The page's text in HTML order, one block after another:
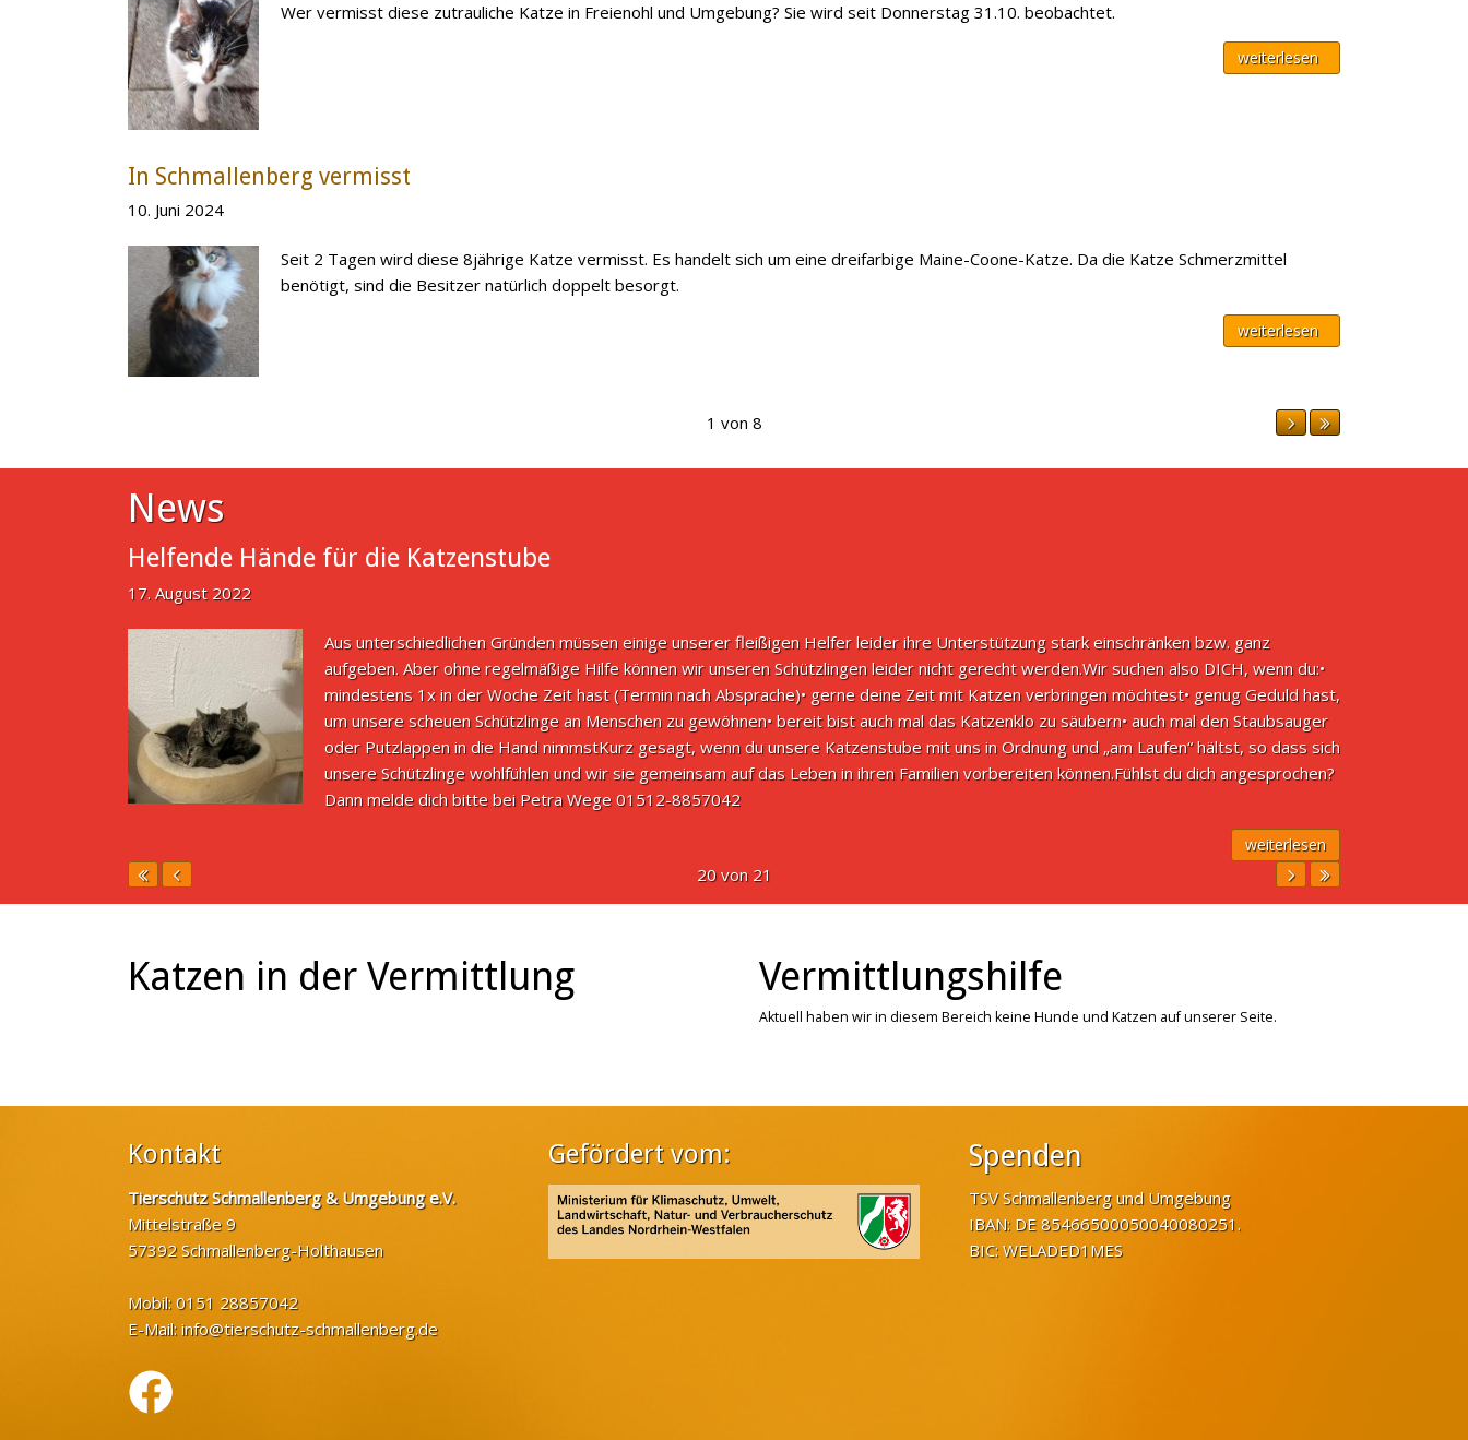
Wer vermisst diese zutrauliche Katze in Freienohl und Umgebung? Sie wird seit Donnerstag 31.10. beobachtet.
weiterlesen
In Schmallenberg vermisst
10. Juni 2024
Seit 2 Tagen wird diese 8jährige Katze vermisst. Es handelt sich um eine dreifarbige Maine-Coone-Katze. Da die Katze Schmerzmittel
benötigt, sind die Besitzer natürlich doppelt besorgt.
weiterlesen
1 von 8
News
Helfende Hände für die Katzenstube
17. August 2022
Aus unterschiedlichen Gründen müssen einige unserer fleißigen Helfer leider ihre Unterstützung stark einschränken bzw. ganz
aufgeben. Aber ohne regelmäßige Hilfe können wir unseren Schützlingen leider nicht gerecht werden.Wir suchen also DICH, wenn du:•
mindestens 1x in der Woche Zeit hast (Termin nach Absprache)• gerne deine Zeit mit Katzen verbringen möchtest• genug Geduld hast,
um unsere scheuen Schützlinge an Menschen zu gewöhnen• bereit bist auch mal das Katzenklo zu säubern• auch mal den Staubsauger
oder Putzlappen in die Hand nimmstKurz gesagt, wenn du unsere Katzenstube mit uns in Ordnung und „am Laufen“ hältst, so dass sich
unsere Schützlinge wohlfühlen und wir sie gemeinsam auf das Leben in ihren Familien vorbereiten können.Fühlst du dich angesprochen?
Dann melde dich bitte bei Petra Wege 01512-8857042
weiterlesen
20 von 21
Katzen in der Vermittlung Vermittlungshilfe
Aktuell haben wir in diesem Bereich keine Hunde und Katzen auf unserer Seite.
Kontakt
Tierschutz Schmallenberg & Umgebung e.V.
Mittelstraße 9
57392 Schmallenberg-Holthausen
Mobil: 0151 28857042
E-Mail: info@tierschutz-schmallenberg.de
Gefördert vom: Spenden
TSV Schmallenberg und Umgebung
IBAN: DE 85466500050040080251.
BIC: WELADED1MES